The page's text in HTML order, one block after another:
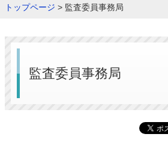
トップページ > 監査委員事務局
監査委員事務局